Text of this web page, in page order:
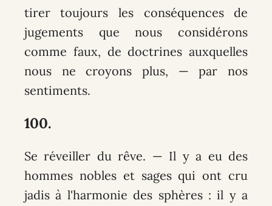
tirer toujours les conséquences de
jugements que nous considérons
comme faux, de doctrines auxquelles
nous ne croyons plus, — par nos
sentiments.
100.
Se réveiller du rêve. — Il y a eu des
hommes nobles et sages qui ont cru
jadis à l'harmonie des sphères : il y a